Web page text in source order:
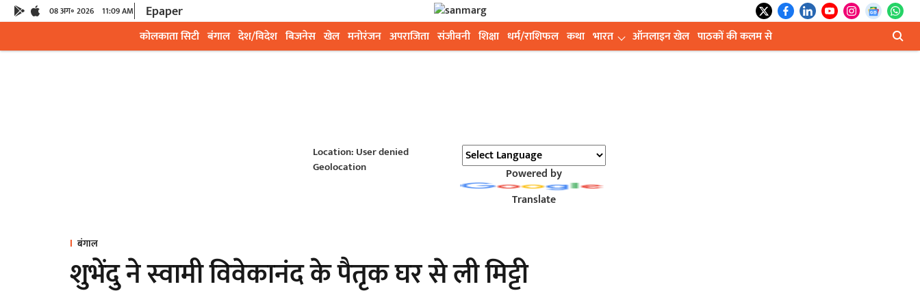
08 अग॰ 2026 11:09 AM Epaper
कोलकाता सिटी बंगाल देश/विदेश बिजनेस खेल मनोरंजन अपराजिता संजीवनी शिक्षा धर्म/राशिफल कथा भारत ऑनलाइन खेल पाठकों की कलम से
Location: User denied
Geolocation
Powered by
Translate
बंगाल
शुभेंदु ने स्वामी विवेकानंद के पैतृक घर से ली मिट्टी